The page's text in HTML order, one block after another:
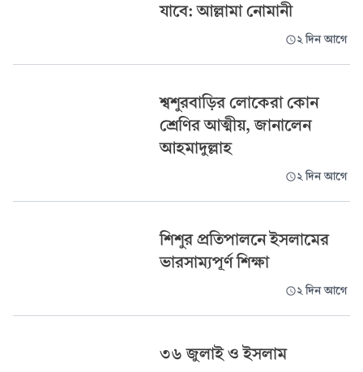
যাবে: আল্লামা নোমানী
২ দিন আগে
শ্বশুরবাড়ির লোকেরা কোন
শ্রেণির আত্মীয়, জানালেন
আহমাদুল্লাহ
২ দিন আগে
শিশুর প্রতিপালনে ইসলামের
ভারসাম্যপূর্ণ শিক্ষা
২ দিন আগে
৩৬ জুলাই ও ইসলাম